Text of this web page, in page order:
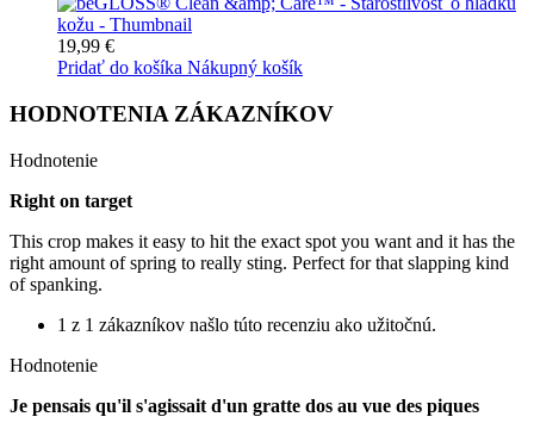
19,99 €
Pridať do košíka Nákupný košík
HODNOTENIA ZÁKAZNÍKOV
Hodnotenie
Right on target
This crop makes it easy to hit the exact spot you want and it has the
right amount of spring to really sting. Perfect for that slapping kind
of spanking.
1 z 1 zákazníkov našlo túto recenziu ako užitočnú.
Hodnotenie
Je pensais qu'il s'agissait d'un gratte dos au vue des piques